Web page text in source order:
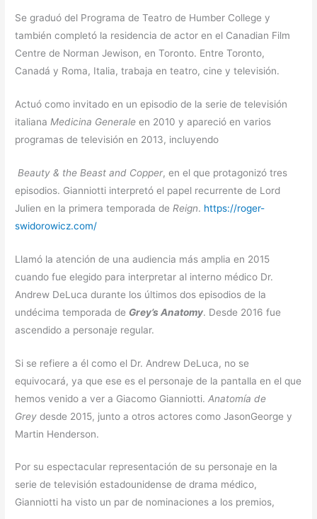
Se graduó del Programa de Teatro de Humber College y
también completó la residencia de actor en el Canadian Film
Centre de Norman Jewison, en Toronto. Entre Toronto,
Canadá y Roma, Italia, trabaja en teatro, cine y televisión.
Actuó como invitado en un episodio de la serie de televisión
italiana Medicina Generale en 2010 y apareció en varios
programas de televisión en 2013, incluyendo
Beauty & the Beast and Copper, en el que protagonizó tres
episodios. Gianniotti interpretó el papel recurrente de Lord
Julien en la primera temporada de Reign. https://roger-
swidorowicz.com/
Llamó la atención de una audiencia más amplia en 2015
cuando fue elegido para interpretar al interno médico Dr.
Andrew DeLuca durante los últimos dos episodios de la
undécima temporada de Grey’s Anatomy. Desde 2016 fue
ascendido a personaje regular.
Si se refiere a él como el Dr. Andrew DeLuca, no se
equivocará, ya que ese es el personaje de la pantalla en el que
hemos venido a ver a Giacomo Gianniotti.Anatomía de
Grey desde 2015, junto a otros actores como JasonGeorge y
Martin Henderson.
Por su espectacular representación de su personaje en la
serie de televisión estadounidense de drama médico,
Gianniotti ha visto un par de nominaciones a los premios,